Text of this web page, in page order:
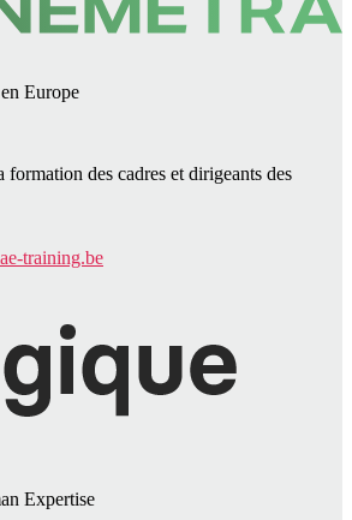
Europe
formation des cadres et dirigeants des
training.be
Expertise